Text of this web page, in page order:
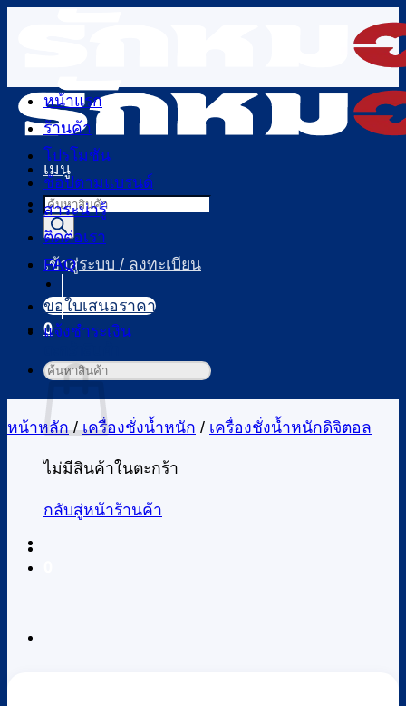
เนื้อหา
เมนู
Products
search
เข้าสู่ระบบ / ลงทะเบียน
0
ไม่มีสินค้าในตะกร้า
กลับสู่หน้าร้านค้า
หน้าแรก
ร้านค้า
โปรโมชัน
ช้อปตามแบรนด์
สาระน่ารู้
ติดต่อเรา
FAQ
ขอใบเสนอราคา
แจ้งชำระเงิน
ค้นหา:
หน้าหลัก / เครื่องชั่งน้ำหนัก / เครื่องชั่งน้ำหนักดิจิตอล